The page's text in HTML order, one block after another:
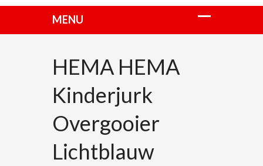
HEMA HEMA
Kinderjurk
Overgooier
Lichtblauw